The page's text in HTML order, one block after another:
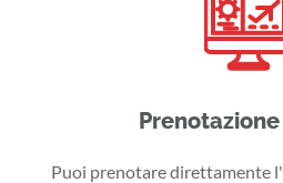
Puoi prenotare direttamente